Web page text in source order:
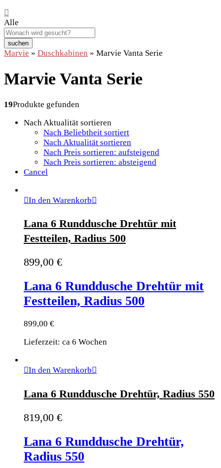
Alle
suchen
Marvie » Duschkabinen » Marvie Vanta Serie
Marvie Vanta Serie
19Produkte gefunden
Nach Aktualität sortieren
Nach Beliebtheit sortiert
Nach Aktualität sortieren
Nach Preis sortieren: aufsteigend
Nach Preis sortieren: absteigend
Cancel
In den Warenkorb
Lana 6 Runddusche Drehtür mit
Festteilen, Radius 500
899,00 €
Lana 6 Runddusche Drehtür mit
Festteilen, Radius 500
899,00 €
Lieferzeit: ca 6 Wochen
In den Warenkorb
Lana 6 Runddusche Drehtür, Radius 550
819,00 €
Lana 6 Runddusche Drehtür,
Radius 550